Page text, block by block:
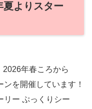
夏よりスター
年春ころから
ンを開催しています！
リー ぷっくりシー